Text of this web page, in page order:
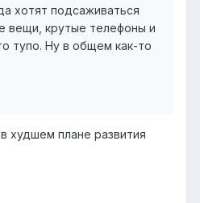
хотят подсаживаться
вещи, крутые телефоны и
тупо. Ну в общем как-то
худшем плане развития